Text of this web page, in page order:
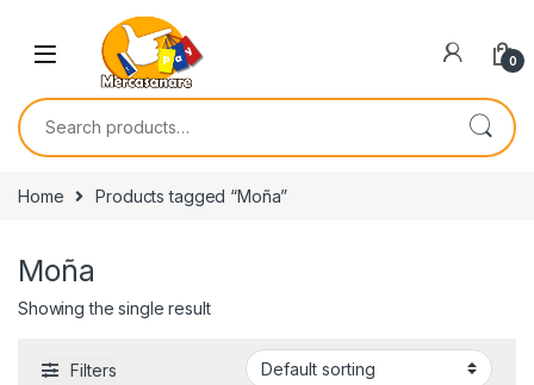
Skip to navigation
0
Search for:
Home Products tagged “Moña”
Moña
Showing the single result
Filters